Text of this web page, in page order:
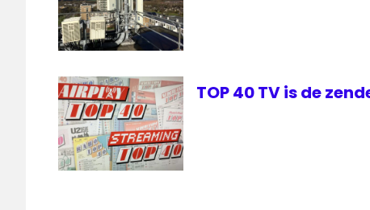
TOP 40 TV is de